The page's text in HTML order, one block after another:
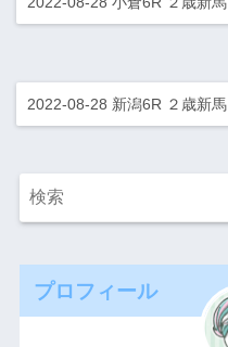
2022-08-28 新潟6R ２歳新馬
プロフィール